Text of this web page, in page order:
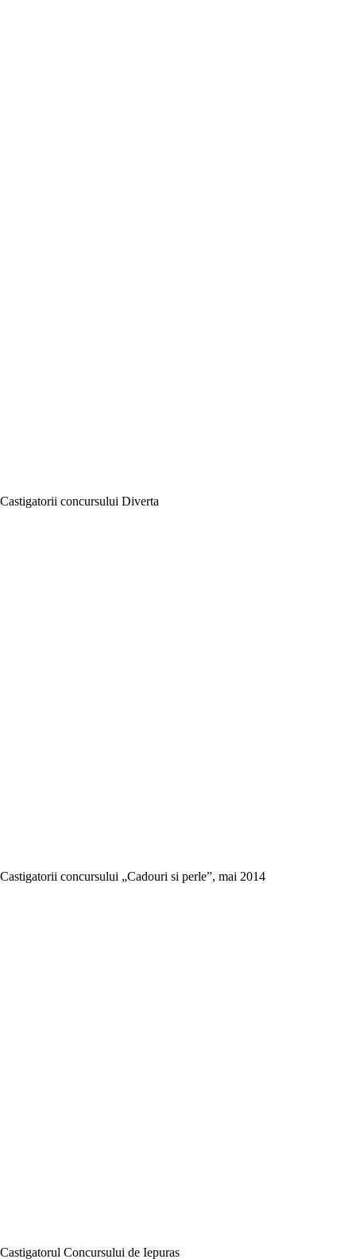
Castigatorii concursului Diverta
Castigatorii concursului „Cadouri si perle”, mai 2014
Castigatorul Concursului de Iepuras